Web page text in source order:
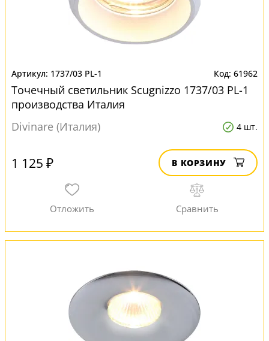
1737/03 PL-1 61962
Точечный светильник Scugnizzo 1737/03 PL-1
производства Италия
Divinare (Италия)
4 шт.
1 125 ₽ В КОРЗИНУ